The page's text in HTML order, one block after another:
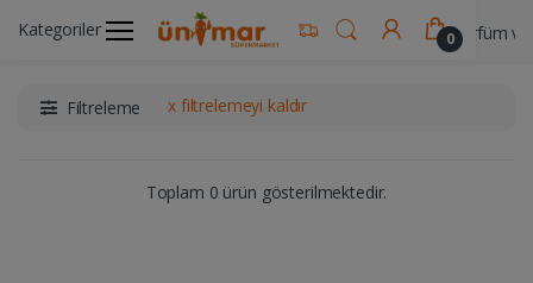
Kategoriler 0
Ünimar Anasayfa Kişisel Bakım Ürünleri Parfüm
Filtreleme x filtrelemeyi kaldır
Toplam 0 ürün gösterilmektedir.